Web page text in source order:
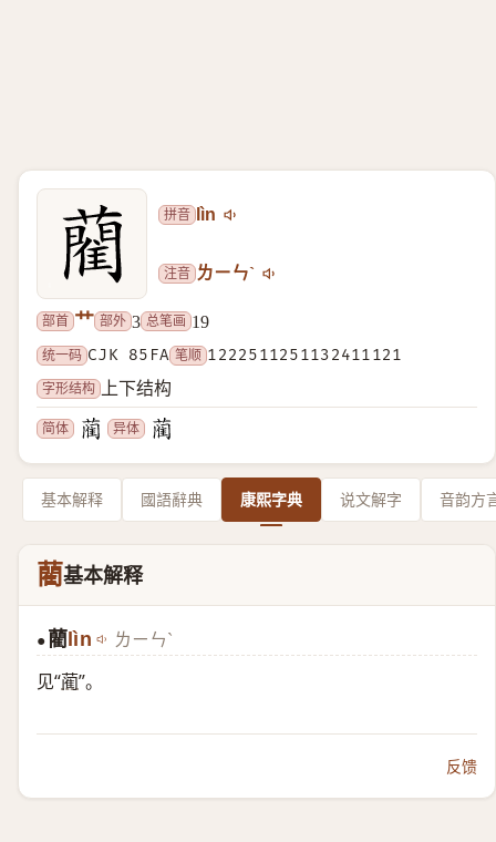
拼音 lìn
注音 ㄌㄧㄣˋ
部首 艹 部外 3 总笔画 19
统一码 CJK 85FA 笔顺 1222511251132411121
字形结构
上下结构
简体 异体
基本解释 國語辭典 康熙字典 说文解字 音韵方
藺基本解释
● 藺 lìn ㄌㄧㄣˋ
见“蔺”。
反馈